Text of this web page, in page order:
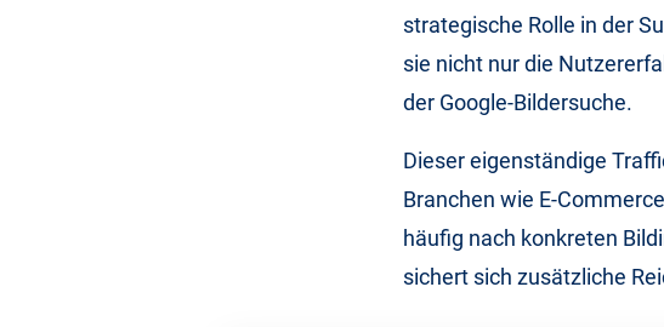
strategische Rolle in der
sie nicht nur die
der Google-Bildersuche.
Dieser eigenständige
Branchen wie E-
häufig nach konkreten
sichert sich zusätzliche